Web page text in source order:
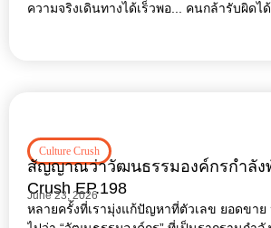
ความจริงเดินทางได้เร็วพอ... คนกล้ารับผิดได้
Culture Crush
สัญญาณว่าวัฒนธรรมองค์กรกำลัง
Crush EP.198
June 23, 2026
หลายครั้งที่เรามุ่งแก้ปัญหาที่ตัวเลข ยอดขา